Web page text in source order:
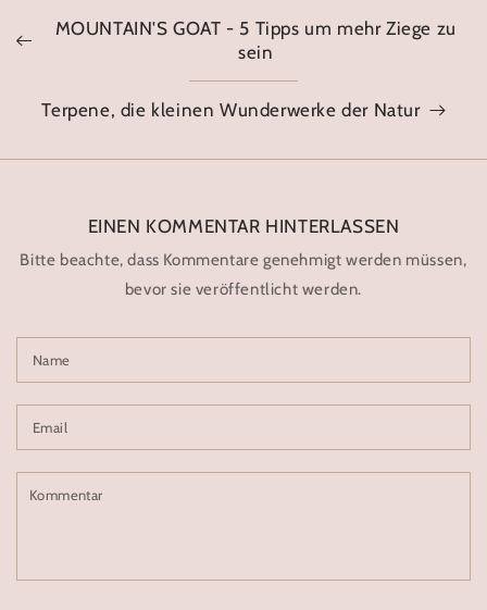
MOUNTAIN'S GOAT - 5 Tipps um mehr Ziege zu
sein
Terpene, die kleinen Wunderwerke der Natur
EINEN KOMMENTAR HINTERLASSEN
Bitte beachte, dass Kommentare genehmigt werden müssen,
bevor sie veröffentlicht werden.